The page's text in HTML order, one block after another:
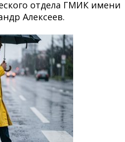
отдела ГМИК имени
Алексеев.